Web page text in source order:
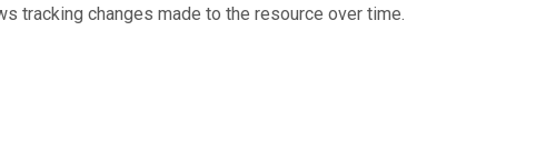
tracking changes made to the resource over time.